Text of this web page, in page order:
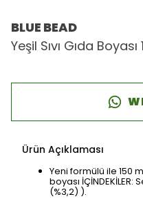
BLUE BEAD
Yeşil Sıvı Gıda
Ürün Açıklaması
Yeni formülü ile 150
boyası
(%3,2) ).